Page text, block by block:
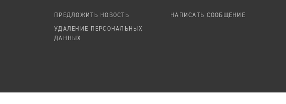
ПРЕДЛОЖИТЬ НОВОСТЬ
УДАЛЕНИЕ ПЕРСОНАЛЬНЫХ
ДАННЫХ
НАПИСАТЬ СООБЩЕНИЕ